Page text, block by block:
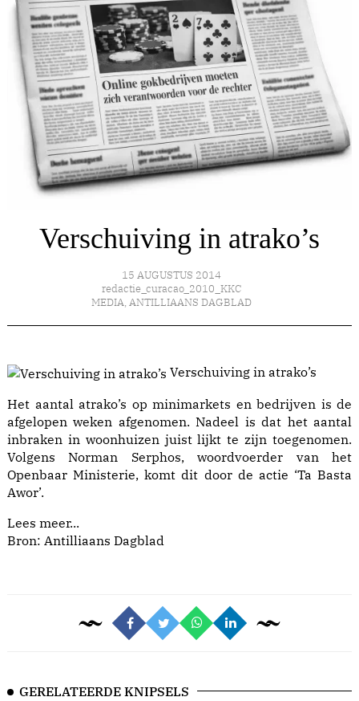
Verschuiving in atrako’s
15 AUGUSTUS 2014
redactie_curacao_2010_KKC
MEDIA, ANTILLIAANS DAGBLAD
Verschuiving in atrako’s
Het aantal atrako’s op minimarkets en bedrijven is de
afgelopen weken afgenomen. Nadeel is dat het aantal
inbraken in woonhuizen juist lijkt te zijn toegenomen.
Volgens Norman Serphos, woordvoerder van het
Openbaar Ministerie, komt dit door de actie ‘Ta Basta
Awor’.
Lees meer...
Bron: Antilliaans Dagblad
GERELATEERDE KNIPSELS